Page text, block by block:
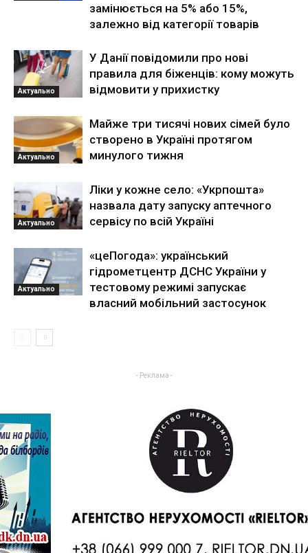
замінюється на 5% або 15%,
залежно від категорії товарів
Актуально
У Данії повідомили про нові
правила для біженців: кому можуть
відмовити у прихистку
Актуально
Майже три тисячі нових сімей було
створено в Україні протягом
минулого тижня
Актуально
Ліки у кожне село: «Укрпошта»
назвала дату запуску аптечного
сервісу по всій Україні
Актуально
«цеПогода»: український
гідрометцентр ДСНС України у
тестовому режимі запускає
власний мобільний застосунок
- Реклама -